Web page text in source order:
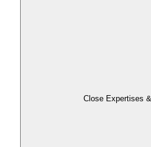
Close Expertises